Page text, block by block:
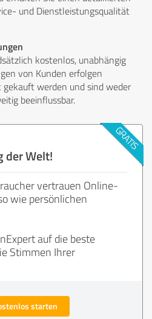
und Dienstleistungsqualität
kostenlos, unabhängig
von Kunden erfolgen
werden und sind weder
beeinflussbar.
der Welt!
vertrauen Online-
wie persönlichen
auf die beste
Stimmen Ihrer
starten